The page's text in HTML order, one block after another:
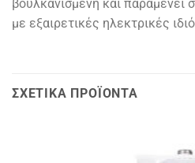
βουλκανισμένη και παραμένει
με εξαιρετικές ηλεκτρικές
ΣΧΕΤΙΚΆ ΠΡΟΪΌΝΤΑ